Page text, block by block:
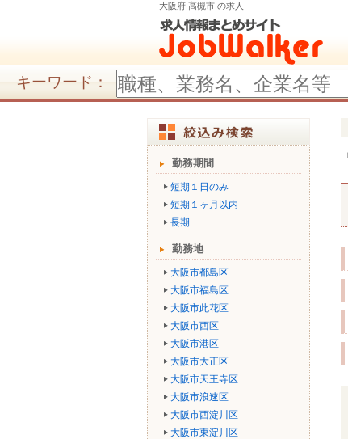
大阪府 高槻市 の求人
キーワード：
勤務期間
短期１日のみ
短期１ヶ月以内
長期
勤務地
大阪市都島区
大阪市福島区
大阪市此花区
大阪市西区
大阪市港区
大阪市大正区
大阪市天王寺区
大阪市浪速区
大阪市西淀川区
大阪市東淀川区